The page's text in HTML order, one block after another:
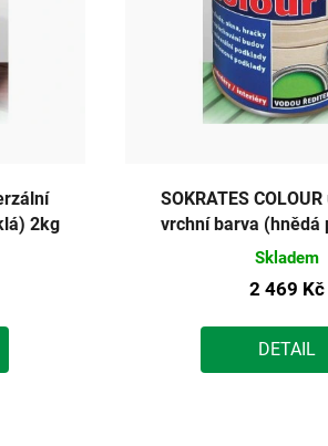
2kg
SOKRATES
vrchní barva (hnědá
10kg
Skladem
2 469 Kč
DETAIL